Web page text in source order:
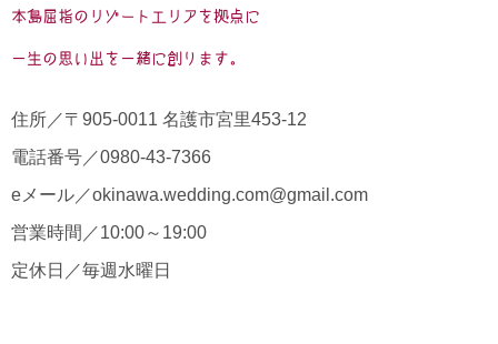
本島屈指のリゾートエリアを拠点に
一生の思い出を一緒に創ります。
住所／〒905-0011 名護市宮里453-12
電話番号／0980-43-7366
eメール／okinawa.wedding.com@gmail.com
営業時間／10:00～19:00
定休日／毎週水曜日